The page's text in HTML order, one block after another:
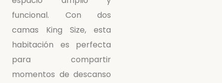
funcional. Con dos
camas King Size, esta
habitación es perfecta
para compartir
momentos de descanso